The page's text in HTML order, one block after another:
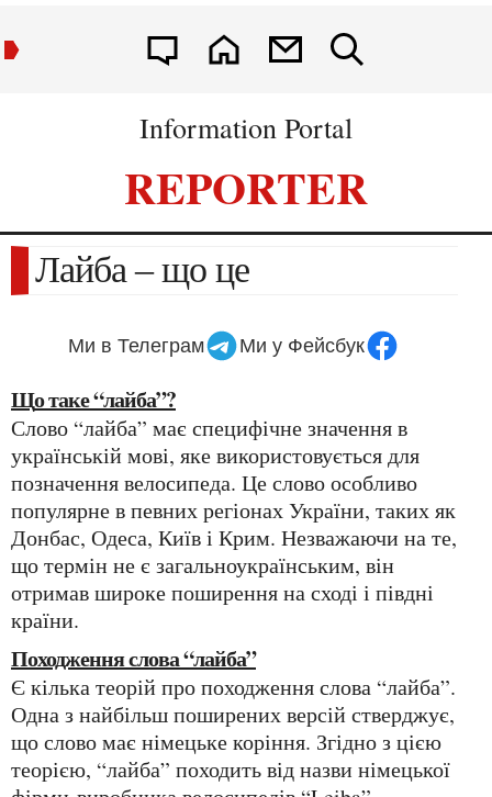
Information Portal
REPORTER
Лайба – що це
Ми в Телеграм Ми у Фейсбук
Що таке “лайба”?
Слово “лайба” має специфічне значення в
українській мові, яке використовується для
позначення велосипеда. Це слово особливо
популярне в певних регіонах України, таких як
Донбас, Одеса, Київ і Крим. Незважаючи на те,
що термін не є загальноукраїнським, він
отримав широке поширення на сході і півдні
країни.
Походження слова “лайба”
Є кілька теорій про походження слова “лайба”.
Одна з найбільш поширених версій стверджує,
що слово має німецьке коріння. Згідно з цією
теорією, “лайба” походить від назви німецької